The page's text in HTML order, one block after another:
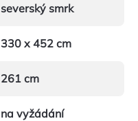
severský smrk
330 x 452 cm
261 cm
na vyžádání